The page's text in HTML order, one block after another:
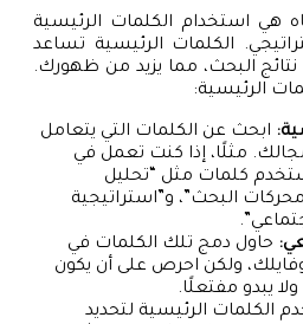
هي استخدام الكلمات الرئيسية
الكلمات الرئيسية تساعد
البحث، مما يزيد من ظهورك.
الرئيسية:
ابحث عن الكلمات التي يتعامل
مثلًا، إذا كنت تعمل في
كلمات مثل “تحليل
البحث”، و”استراتيجية
حاول دمج تلك الكلمات في
ولكن احرص على أن يكون
يبدو مفتعلًا.
الكلمات الرئيسية لتحديد